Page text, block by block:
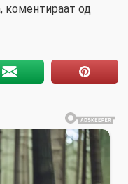
коментираат од